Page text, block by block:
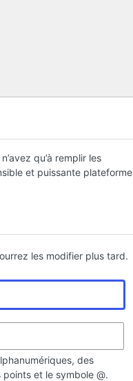
qu’à remplir les
et puissante plateforme
les modifier plus tard.
des
et le symbole @.